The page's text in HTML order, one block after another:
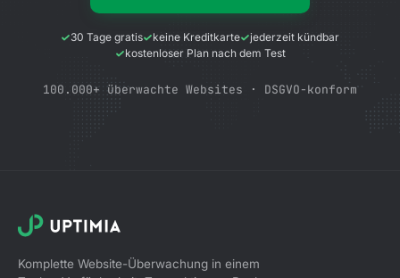
30 Tage gratis keine Kreditkarte
jederzeit kündbar
kostenloser Plan nach dem Test
100.000+ überwachte Websites · DSGVO-konform
Komplette Website-Überwachung in einem